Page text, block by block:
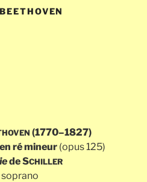
(1770–1827)
en ré mineur (opus 125)
de SCHILLER
soprano